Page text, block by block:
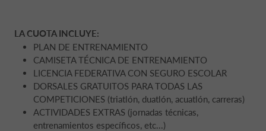
LA CUOTA INCLUYE:
PLAN DE ENTRENAMIENTO
CAMISETA TÉCNICA DE ENTRENAMIENTO
LICENCIA FEDERATIVA CON SEGURO ESCOLAR
DORSALES GRATUITOS PARA TODAS LAS
COMPETICIONES (triatlón, duatlón, acuatlón, carreras)
ACTIVIDADES EXTRAS (jornadas técnicas,
entrenamientos específicos, etc...)